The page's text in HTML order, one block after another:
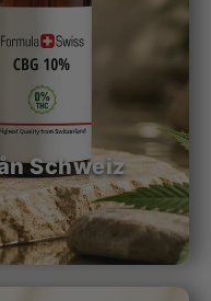
Schweiz